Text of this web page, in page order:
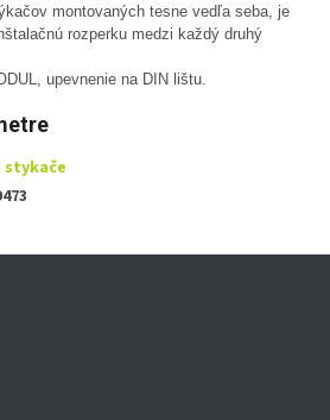
montovaných tesne vedľa seba, je
rozperku medzi každý druhý
upevnenie na DIN lištu.
stykače